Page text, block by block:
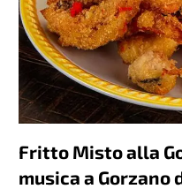
Fritto Misto alla
musica a Gorzano